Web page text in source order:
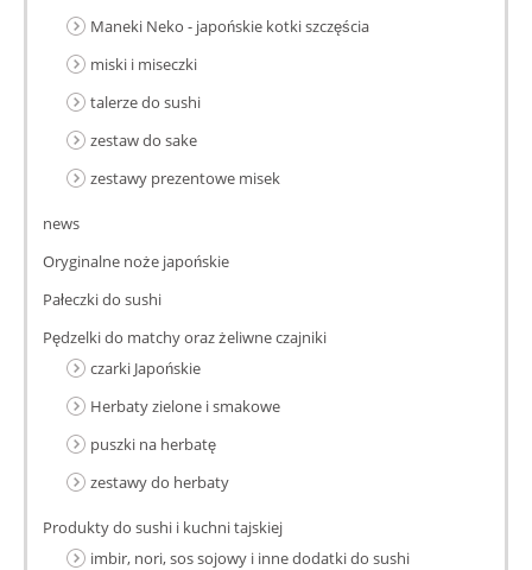
Maneki Neko - japońskie kotki szczęścia
miski i miseczki
talerze do sushi
zestaw do sake
zestawy prezentowe misek
news
Oryginalne noże japońskie
Pałeczki do sushi
Pędzelki do matchy oraz żeliwne czajniki
czarki Japońskie
Herbaty zielone i smakowe
puszki na herbatę
zestawy do herbaty
Produkty do sushi i kuchni tajskiej
imbir, nori, sos sojowy i inne dodatki do sushi